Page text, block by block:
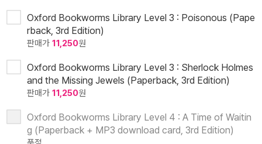
Oxford Bookworms Library Level 3 : Poisonous (Pape
rback, 3rd Edition)
판매가 11,250원
Oxford Bookworms Library Level 3 : Sherlock Holmes
and the Missing Jewels (Paperback, 3rd Edition)
판매가 11,250원
Oxford Bookworms Library Level 4 : A Time of Waitin
g (Paperback + MP3 download card, 3rd Edition)